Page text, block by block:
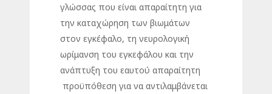
γλώσσας που είναι απαραίτητη για
την καταχώρηση των βιωμάτων
στον εγκέφαλο, τη νευρολογική
ωρίμανση του εγκεφάλου και την
ανάπτυξη του εαυτού απαραίτητη
προϋπόθεση για να αντιλαμβάνεται